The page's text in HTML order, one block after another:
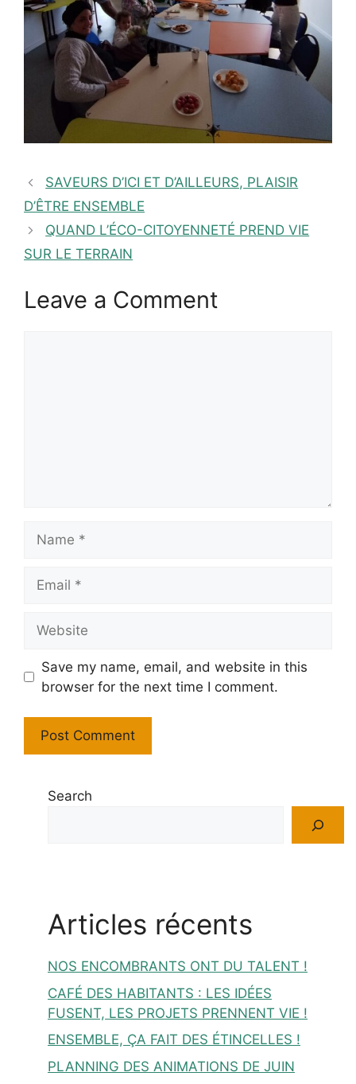
SAVEURS D’ICI ET D’AILLEURS, PLAISIR
D’ÊTRE ENSEMBLE
QUAND L’ÉCO-CITOYENNETÉ PREND VIE
SUR LE TERRAIN
Leave a Comment
Save my name, email, and website in this
browser for the next time I comment.
Search
Articles récents
NOS ENCOMBRANTS ONT DU TALENT !
CAFÉ DES HABITANTS : LES IDÉES
FUSENT, LES PROJETS PRENNENT VIE !
ENSEMBLE, ÇA FAIT DES ÉTINCELLES !
PLANNING DES ANIMATIONS DE JUIN